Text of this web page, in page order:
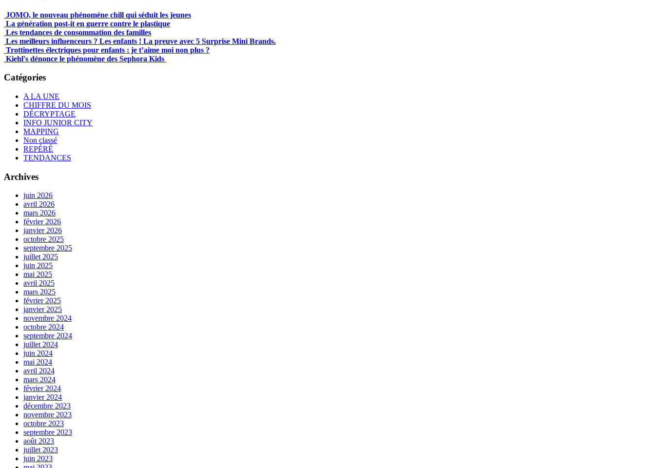
JOMO, le nouveau phénomène chill qui séduit les jeunes
La génération post-it en guerre contre le plastique
Les tendances de consommation des familles
Les meilleurs influenceurs ? Les enfants ! La preuve avec 5 Surprise Mini Brands.
Trottinettes électriques pour enfants : je t’aime moi non plus ?
Kiehl's dénonce le phénomène des Sephora Kids
Catégories
A LA UNE
CHIFFRE DU MOIS
DÉCRYPTAGE
INFO JUNIOR CITY
MAPPING
Non classé
REPÉRÉ
TENDANCES
Archives
juin 2026
avril 2026
mars 2026
février 2026
janvier 2026
octobre 2025
septembre 2025
juillet 2025
juin 2025
mai 2025
avril 2025
mars 2025
février 2025
janvier 2025
novembre 2024
octobre 2024
septembre 2024
juillet 2024
juin 2024
mai 2024
avril 2024
mars 2024
février 2024
janvier 2024
décembre 2023
novembre 2023
octobre 2023
septembre 2023
août 2023
juillet 2023
juin 2023